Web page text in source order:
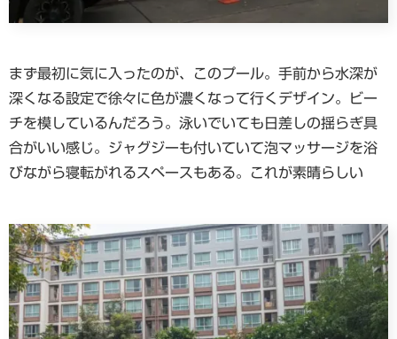
まず最初に気に入ったのが、このプール。手前から水深が
深くなる設定で徐々に色が濃くなって行くデザイン。ビー
チを模しているんだろう。泳いでいても日差しの揺らぎ具
合がいい感じ。ジャグジーも付いていて泡マッサージを浴
びながら寝転がれるスペースもある。これが素晴らしい